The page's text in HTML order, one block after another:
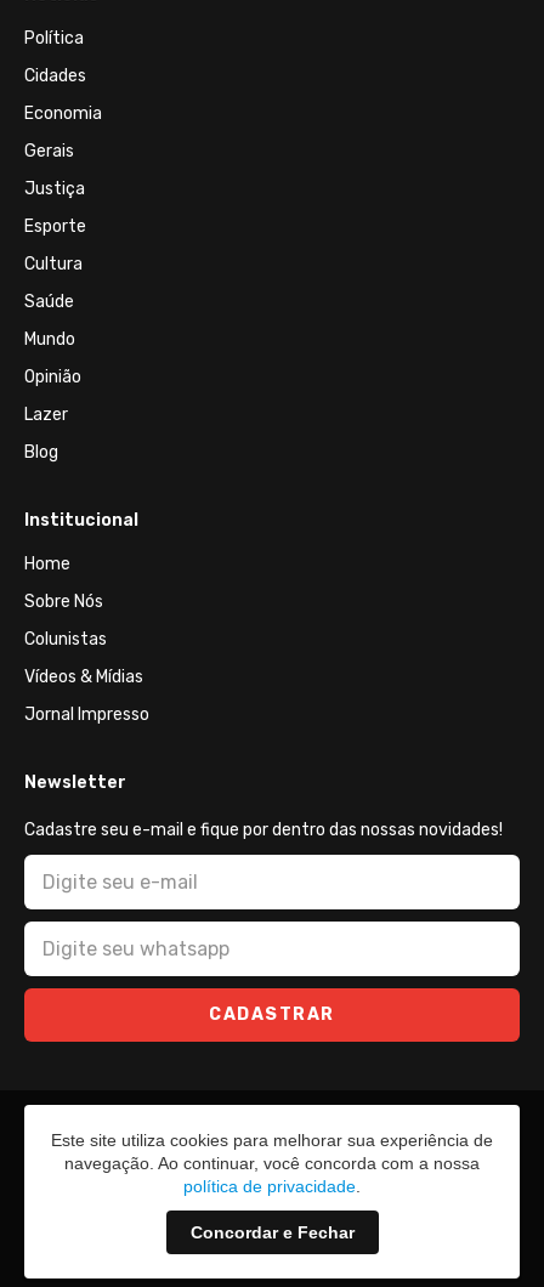
Política
Cidades
Economia
Gerais
Justiça
Esporte
Cultura
Saúde
Mundo
Opinião
Lazer
Blog
Institucional
Home
Sobre Nós
Colunistas
Vídeos & Mídias
Jornal Impresso
Newsletter
Cadastre seu e-mail e fique por dentro das nossas novidades!
CADASTRAR
Este site utiliza cookies para melhorar sua experiência de
navegação. Ao continuar, você concorda com a nossa
política de privacidade
Concordar e Fechar